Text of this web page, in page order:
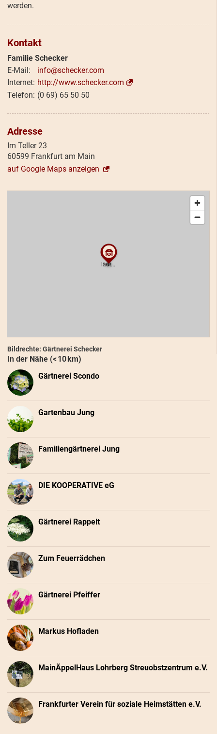
werden.
Kontakt
Familie Schecker
info@schecker.com
http://www.schecker.com
(0 69) 65 50 50
Adresse
Im Teller 23
60599 Frankfurt am Main
auf Google Maps anzeigen
Bildrechte: Gärtnerei Schecker
In der Nähe (< 10 km)
Gärtnerei Scondo
Gartenbau Jung
Familiengärtnerei Jung
DIE KOOPERATIVE eG
Gärtnerei Rappelt
Zum Feuerrädchen
Gärtnerei Pfeiffer
Markus Hofladen
MainÄppelHaus Lohrberg Streuobstzentrum e.V.
Frankfurter Verein für soziale Heimstätten e.V.